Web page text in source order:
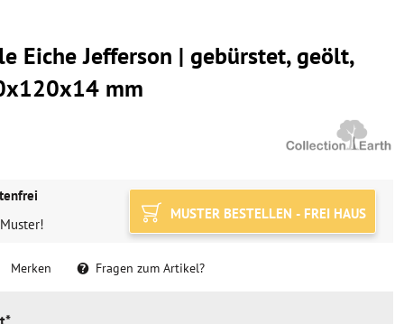
Eiche Jefferson | gebürstet, geölt,
mm
MUSTER BESTELLEN - FREI HAUS
Merken Fragen zum Artikel?